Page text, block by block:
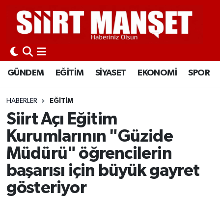
GÜNDEM EĞİTİM SİYASET EKONOMİ SPOR
HABERLER EĞİTİM
Siirt Açı Eğitim
Kurumlarının "Güzide
Müdürü" öğrencilerin
başarısı için büyük gayret
gösteriyor
GÜNDEM
EĞİTİM
SİYASET
EKONOMİ
SPOR
KÜLTÜR-SANAT
Siirt Nöbetçi Eczaneler
Siirt Hava Durumu
Siirt Namaz Vakitleri
Siirt Trafik Yoğunluk Haritası
Süper Lig Puan Durumu ve Fikstür
Tüm Manşetler
Son Dakika Haberleri